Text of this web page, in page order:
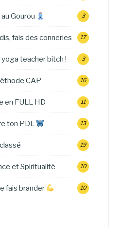
Gourou 3
fais des conneries 17
yoga teacher bitch ! 3
CAP 16
en FULL HD 11
ton PDL 13
19
et Spiritualité 10
fais brander 10